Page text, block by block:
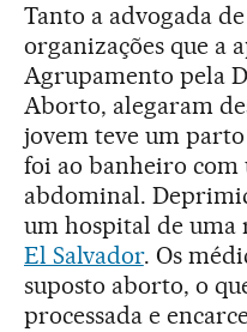
Tanto a advogada
organizações que a
Agrupamento pela
Aborto, alegaram
jovem teve um
foi ao banheiro
abdominal.
um hospital de uma
El Salvador. Os
suposto aborto, o
processada e